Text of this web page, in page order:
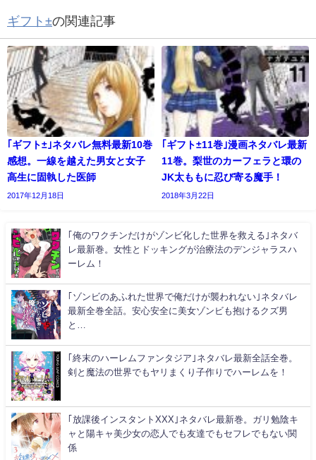
ギフト±の関連記事
｢ギフト±｣ネタバレ無料最新10巻
感想。一線を越えた男女と女子
高生に固執した医師
2017年12月18日
｢ギフト±11巻｣漫画ネタバレ最新
11巻。梨世のカーフェラと環の
JK太ももに忍び寄る魔手！
2018年3月22日
｢俺のワクチンだけがゾンビ化した世界を救える｣ネタバ
レ最新巻。女性とドッキングが治療法のデンジャラスハ
ーレム！
｢ゾンビのあふれた世界で俺だけが襲われない｣ネタバレ
最新全巻全話。安心安全に美女ゾンビも抱けるクズ男
と…
｢終末のハーレムファンタジア｣ネタバレ最新全話全巻。
剣と魔法の世界でもヤリまくり子作りでハーレムを！
｢放課後インスタントXXX｣ネタバレ最新巻。ガリ勉陰キ
ャと陽キャ美少女の恋人でも友達でもセフレでもない関
係